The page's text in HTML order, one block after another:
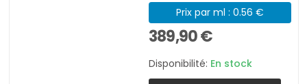
Prix par ml : 0.56 €
389,90 €
Disponibilité: En stock